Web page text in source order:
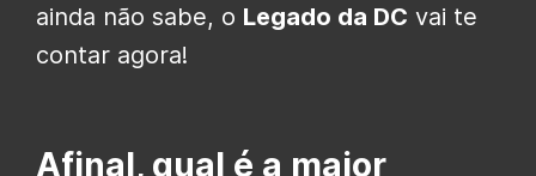
ainda não sabe, o Legado da DC vai te
contar agora!
Afinal, qual é a maior